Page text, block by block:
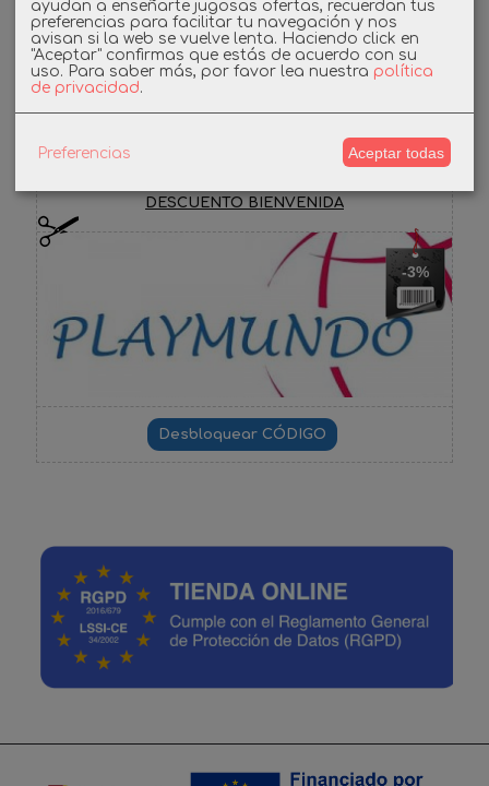
Instagram
Facebook
Cupones
DESCUENTO BIENVENIDA
-3%
ayudan a enseñarte jugosas ofertas, recuerdan tus
preferencias para facilitar tu navegación y nos
avisan si la web se vuelve lenta. Haciendo click en
"Aceptar" confirmas que estás de acuerdo con su
uso. Para saber más, por favor lea nuestra política
de privacidad.
Preferencias Aceptar todas